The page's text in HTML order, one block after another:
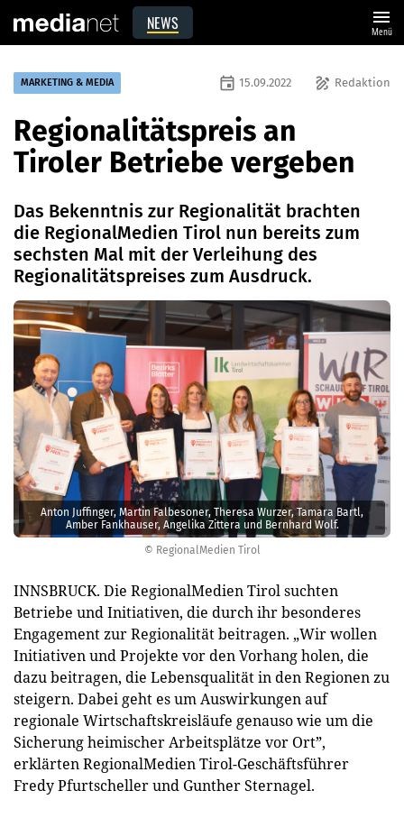
NEWS menu
Menü
© RegionalMedien Tirol
Anton Juffinger, Martin Falbesoner, Theresa Wurzer, Tamara Bartl,
Amber Fankhauser, Angelika Zittera und Bernhard Wolf.
MARKETING & MEDIA draw Redaktion
event 15.09.2022
Regionalitätspreis an
Tiroler Betriebe vergeben
Das Bekenntnis zur Regionalität brachten
die RegionalMedien Tirol nun bereits zum
sechsten Mal mit der Verleihung des
Regionalitätspreises zum Ausdruck.
INNSBRUCK. Die RegionalMedien Tirol suchten
Betriebe und Initiativen, die durch ihr besonderes
Engagement zur Regionalität beitragen. „Wir wollen
Initiativen und Projekte vor den Vorhang holen, die
dazu beitragen, die Lebensqualität in den Regionen zu
steigern. Dabei geht es um Auswirkungen auf
regionale Wirtschaftskreisläufe genauso wie um die
Sicherung heimischer Arbeitsplätze vor Ort”,
erklärten RegionalMedien Tirol-Geschäftsführer
Fredy Pfurtscheller und Gunther Sternagel.